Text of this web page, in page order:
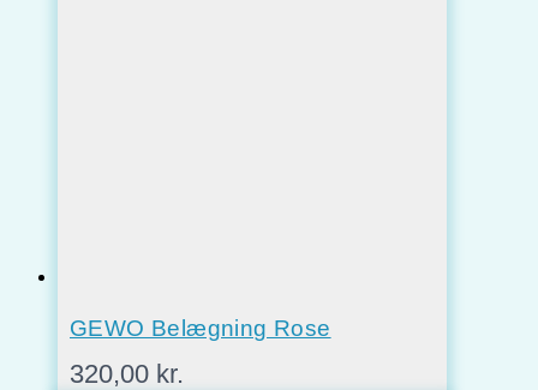
GEWO Belægning Rose
320,00 kr.